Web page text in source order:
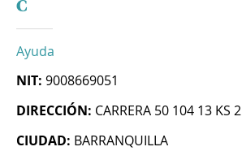
C
Ayuda
NIT: 9008669051
DIRECCIÓN: CARRERA 50 104 13 KS 2
CIUDAD: BARRANQUILLA